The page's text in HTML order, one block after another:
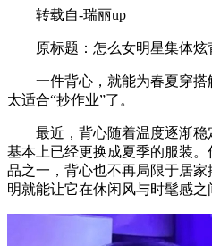
转载自-瑞丽up
原标题：怎么女明星集体炫
一件背心，就能为春夏穿搭
太适合“抄作业”了。
最近，背心随着温度逐渐稳
基本上已经更换成夏季的服装
品之一，背心也不再局限于居
明就能让它在休闲风与时髦感